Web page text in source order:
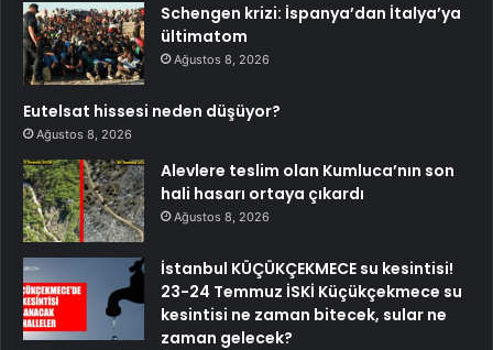
Schengen krizi: İspanya’dan İtalya’ya
ültimatom
Ağustos 8, 2026
Eutelsat hissesi neden düşüyor?
Ağustos 8, 2026
Alevlere teslim olan Kumluca’nın son
hali hasarı ortaya çıkardı
Ağustos 8, 2026
İstanbul KÜÇÜKÇEKMECE su kesintisi!
23-24 Temmuz İSKİ Küçükçekmece su
kesintisi ne zaman bitecek, sular ne
zaman gelecek?